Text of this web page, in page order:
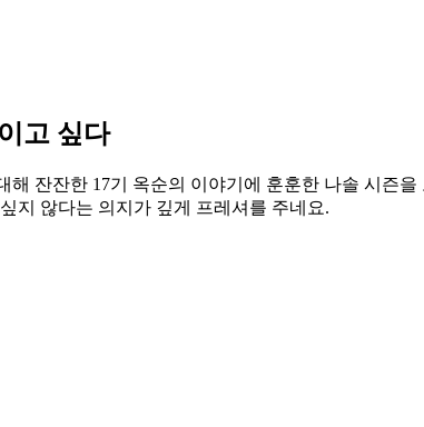
고 싶다
잔잔한 17기 옥순의 이야기에 훈훈한 나솔 시즌
지 않다는 의지가 깊게 프레셔를 주네요.